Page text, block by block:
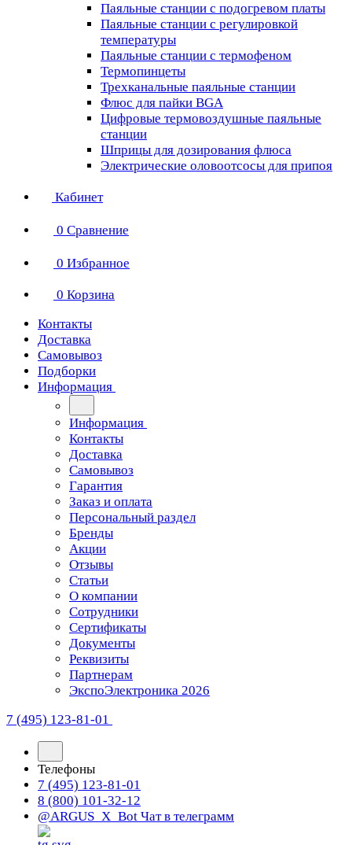
Паяльные станции с подогревом платы
Паяльные станции с регулировкой
температуры
Паяльные станции с термофеном
Термопинцеты
Трехканальные паяльные станции
Флюс для пайки BGA
Цифровые термовоздушные паяльные
станции
Шприцы для дозирования флюса
Электрические оловоотсосы для припоя
Кабинет
0 Сравнение
0 Избранное
0 Корзина
Контакты
Доставка
Самовывоз
Подборки
Информация
Информация
Контакты
Доставка
Самовывоз
Гарантия
Заказ и оплата
Персональный раздел
Бренды
Акции
Отзывы
Статьи
О компании
Сотрудники
Сертификаты
Документы
Реквизиты
Партнерам
ЭкспоЭлектроника 2026
7 (495) 123-81-01
Телефоны
7 (495) 123-81-01
8 (800) 101-32-12
@ARGUS_X_Bot Чат в телеграмм